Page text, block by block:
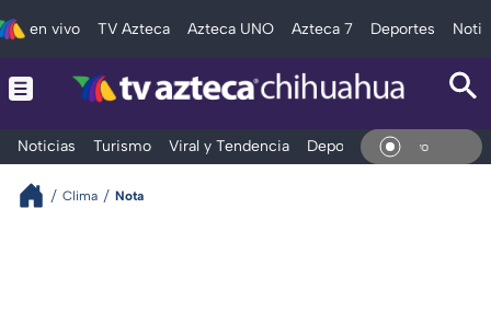
en vivo TV Azteca Azteca UNO Azteca 7 Deportes
Noticias Turismo Viral y Tendencia Deportes Espectáculos
En
Clima Nota